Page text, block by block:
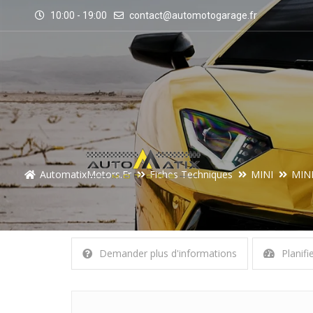
10:00 - 19:00 contact@automotogarage.fr
AutomatixMotors.fr Fiches Techniques MINI
Demander plus d'informations